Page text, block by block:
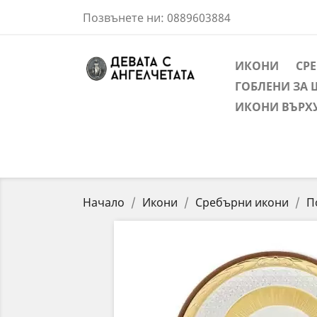
Позвънете ни: 0889603884
ИКОНИ
ГОБЛЕНИ ЗА
ИКОНИ
Начало Икони Сребърни икони